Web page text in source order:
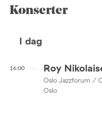
Konserter
I dag
16:00 Roy
Oslo Jazzforum /
Oslo